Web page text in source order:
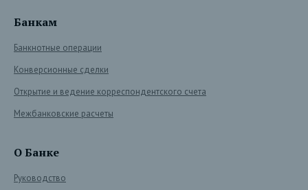
Банкам
Банкнотные операции
Конверсионные сделки
Открытие и ведение корреспондентского счета
Межбанковские расчеты
О Банке
Руководство